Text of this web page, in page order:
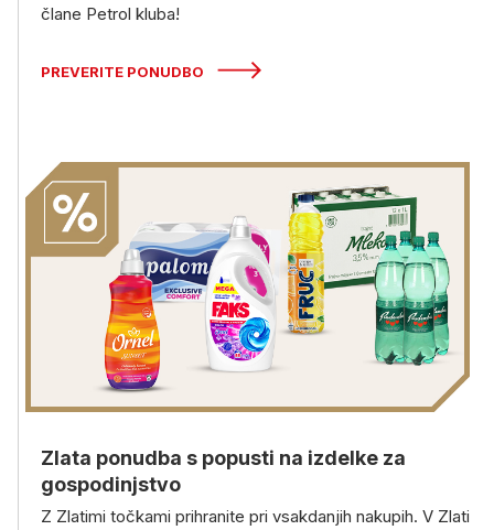
člane Petrol kluba!
PREVERITE PONUDBO
Zlata ponudba s popusti na izdelke za
gospodinjstvo
Z Zlatimi točkami prihranite pri vsakdanjih nakupih. V Zlati